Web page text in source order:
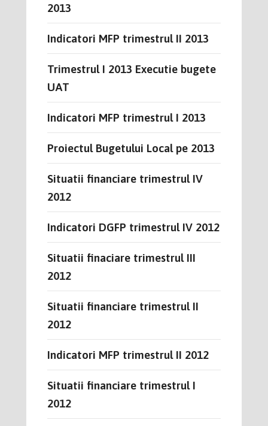
2013
Indicatori MFP trimestrul II 2013
Trimestrul I 2013 Executie bugete
UAT
Indicatori MFP trimestrul I 2013
Proiectul Bugetului Local pe 2013
Situatii financiare trimestrul IV
2012
Indicatori DGFP trimestrul IV 2012
Situatii finaciare trimestrul III
2012
Situatii financiare trimestrul II
2012
Indicatori MFP trimestrul II 2012
Situatii financiare trimestrul I
2012